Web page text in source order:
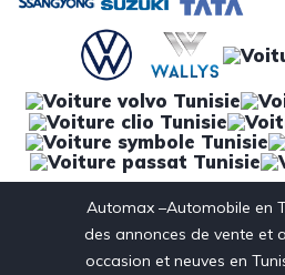
Automax –Automobile en
des annonces de vente et
occasion et neuves en